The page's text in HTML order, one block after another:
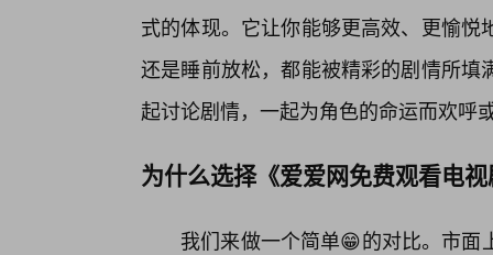
式的体现。它让你能够更高效、更愉
还是睡前放松，都能被精彩的剧情所
起讨论剧情，一起为角色的命运而欢呼
为什么选择《爱爱网免费观看电
我们来做一个简单😁的对比。市